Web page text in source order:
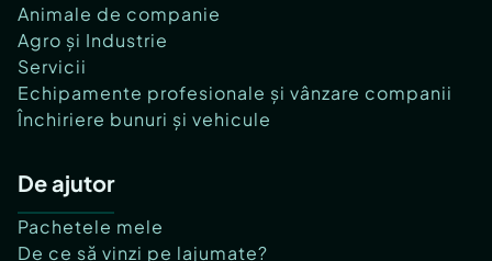
Animale de companie
Agro și Industrie
Servicii
Echipamente profesionale și vânzare companii
Închiriere bunuri și vehicule
De ajutor
Pachetele mele
De ce să vinzi pe lajumate?